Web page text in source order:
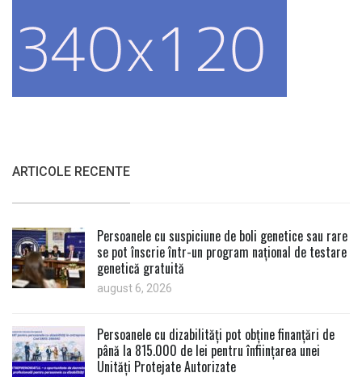
ARTICOLE RECENTE
Persoanele cu suspiciune de boli genetice sau rare
se pot înscrie într-un program național de testare
genetică gratuită
august 6, 2026
Persoanele cu dizabilități pot obține finanțări de
până la 815.000 de lei pentru înființarea unei
Unități Protejate Autorizate